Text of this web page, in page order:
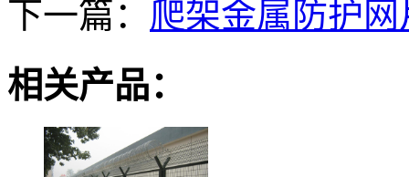
下一篇： 爬架金属防护
相关产品：